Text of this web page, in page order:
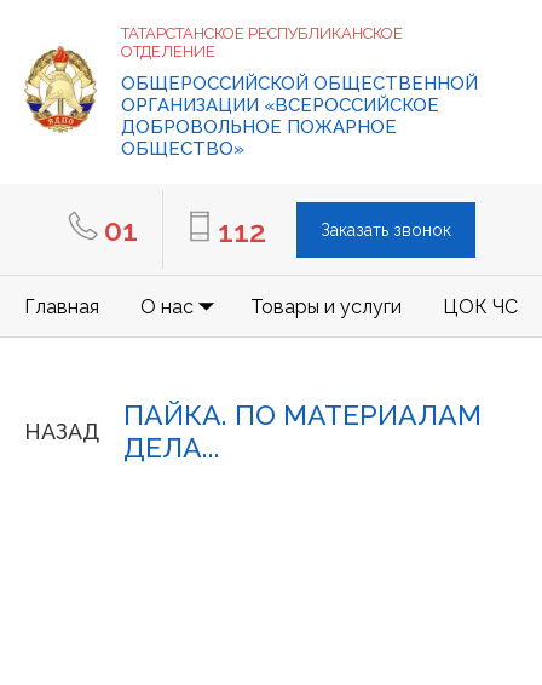
ТАТАРСТАНСКОЕ РЕСПУБЛИКАНСКОЕ
ОТДЕЛЕНИЕ
ОБЩЕРОССИЙСКОЙ ОБЩЕСТВЕННОЙ
ОРГАНИЗАЦИИ «ВСЕРОССИЙСКОЕ
ДОБРОВОЛЬНОЕ ПОЖАРНОЕ
ОБЩЕСТВО»
01 112 Заказать звонок
Главная О нас Товары и услуги ЦОК ЧС
НАЗАД
ПАЙКА. ПО МАТЕРИАЛАМ
ДЕЛА...